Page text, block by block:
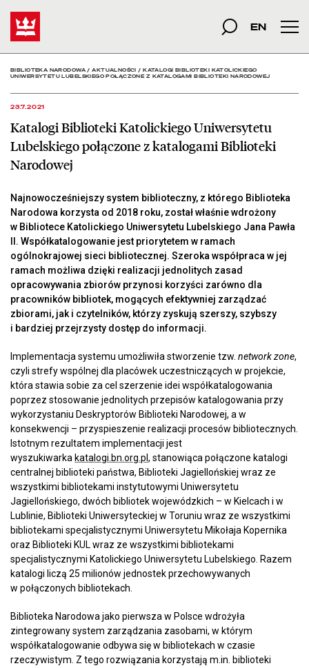
Katalogi Bibliotekiszukana fraza
Szukaj
EN
BIBLIOTEKA NARODOWA/AKTUALNOŚCI /KATALOGI BIBLIOTEKI KATOLICKIEGO
UNIWERSYTETU LUBELSKIEGO POŁĄCZONE Z KATALOGAMI BIBLIOTEKI NARODOWEJ
23.7.2021
Katalogi Biblioteki Katolickiego Uniwersytetu
Lubelskiego połączone z katalogami Biblioteki
Narodowej
Najnowocześniejszy system biblioteczny, z którego Biblioteka
Narodowa korzysta od 2018 roku, został właśnie wdrożony
w Bibliotece Katolickiego Uniwersytetu Lubelskiego Jana Pawła
II. Współkatalogowanie jest priorytetem w ramach
ogólnokrajowej sieci bibliotecznej. Szeroka współpraca w jej
ramach możliwa dzięki realizacji jednolitych zasad
opracowywania zbiorów przynosi korzyści zarówno dla
pracowników bibliotek, mogących efektywniej zarządzać
zbiorami, jak i czytelników, którzy zyskują szerszy, szybszy
i bardziej przejrzysty dostęp do informacji.
Implementacja systemu umożliwiła stworzenie tzw. network zone,
czyli strefy wspólnej dla placówek uczestniczących w projekcie,
która stawia sobie za cel szerzenie idei współkatalogowania
poprzez stosowanie jednolitych przepisów katalogowania przy
wykorzystaniu Deskryptorów Biblioteki Narodowej, a w
konsekwencji – przyspieszenie realizacji procesów bibliotecznych.
Istotnym rezultatem implementacji jest
wyszukiwarka katalogi.bn.org.pl , stanowiąca połączone katalogi
centralnej biblioteki państwa, Biblioteki Jagiellońskiej wraz ze
wszystkimi bibliotekami instytutowymi Uniwersytetu
Jagiellońskiego, dwóch bibliotek wojewódzkich – w Kielcach i w
Lublinie, Biblioteki Uniwersyteckiej w Toruniu wraz ze wszystkimi
bibliotekami specjalistycznymi Uniwersytetu Mikołaja Kopernika
oraz Biblioteki KUL wraz ze wszystkimi bibliotekami
specjalistycznymi Katolickiego Uniwersytetu Lubelskiego. Razem
katalogi liczą 25 milionów jednostek przechowywanych
w połączonych bibliotekach.
Biblioteka Narodowa jako pierwsza w Polsce wdrożyła
zintegrowany system zarządzania zasobami, w którym
współkatalogowanie odbywa się w bibliotekach w czasie
rzeczywistym. Z tego rozwiązania korzystają m.in. biblioteki